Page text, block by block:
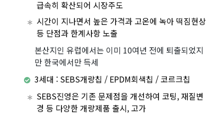
급속히 확산되어 시장주도
시간이 지나면서 높은 가격과 고온에 녹아 떡짐현상
등 단점과 한계사항 노출
본산지인 유럽에서는 이미 10여년 전에 퇴출되었지
만 한국에서만 득세
3세대 : SEBS개량칩 / EPDM회색칩 / 코르크칩
SEBS진영은 기존 문제점을 개선하여 코팅, 재질변
경 등 다양한 개량제품 출시, 고가